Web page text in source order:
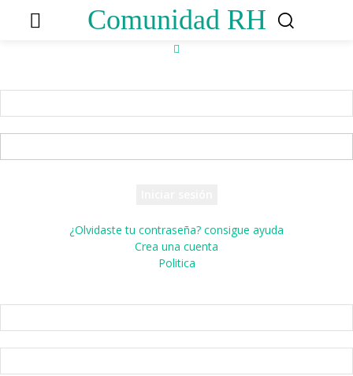
Comunidad RH
¿Olvidaste tu contraseña? consigue ayuda
Crea una cuenta
Politica